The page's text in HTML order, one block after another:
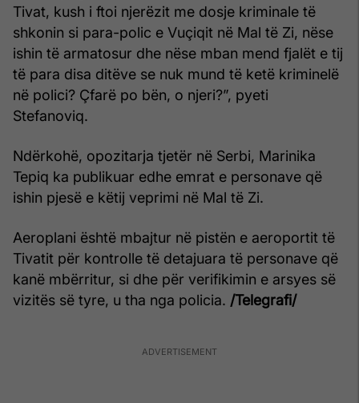
Tivat, kush i ftoi njerëzit me dosje kriminale të
shkonin si para-polic e Vuçiqit në Mal të Zi, nëse
ishin të armatosur dhe nëse mban mend fjalët e tij
të para disa ditëve se nuk mund të ketë kriminelë
në polici? Çfarë po bën, o njeri?”, pyeti
Stefanoviq.
Ndërkohë, opozitarja tjetër në Serbi, Marinika
Tepiq ka publikuar edhe emrat e personave që
ishin pjesë e këtij veprimi në Mal të Zi.
Aeroplani është mbajtur në pistën e aeroportit të
Tivatit për kontrolle të detajuara të personave që
kanë mbërritur, si dhe për verifikimin e arsyes së
vizitës së tyre, u tha nga policia. /Telegrafi/